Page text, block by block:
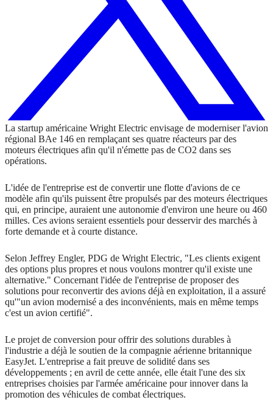
La startup américaine Wright Electric envisage de moderniser l'avion
régional BAe 146 en remplaçant ses quatre réacteurs par des
moteurs électriques afin qu'il n'émette pas de CO2 dans ses
opérations.
L'idée de l'entreprise est de convertir une flotte d'avions de ce
modèle afin qu'ils puissent être propulsés par des moteurs électriques
qui, en principe, auraient une autonomie d'environ une heure ou 460
milles. Ces avions seraient essentiels pour desservir des marchés à
forte demande et à courte distance.
Selon Jeffrey Engler, PDG de Wright Electric, "Les clients exigent
des options plus propres et nous voulons montrer qu'il existe une
alternative." Concernant l'idée de l'entreprise de proposer des
solutions pour reconvertir des avions déjà en exploitation, il a assuré
qu'"un avion modernisé a des inconvénients, mais en même temps
c'est un avion certifié".
Le projet de conversion pour offrir des solutions durables à
l'industrie a déjà le soutien de la compagnie aérienne britannique
EasyJet. L'entreprise a fait preuve de solidité dans ses
développements ; en avril de cette année, elle était l'une des six
entreprises choisies par l'armée américaine pour innover dans la
promotion des véhicules de combat électriques.